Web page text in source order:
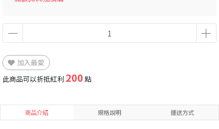
加入最愛
此商品可以折抵紅利 200 點
商品介紹 規格說明 運送方式